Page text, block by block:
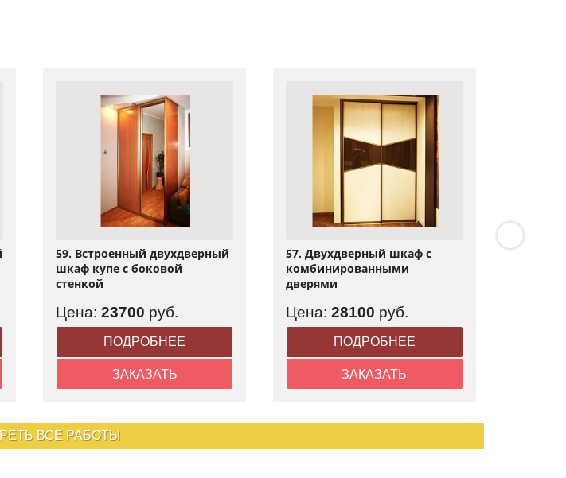
59. Встроенный двухдверный
шкаф купе с боковой
стенкой
Цена:23700 руб.
ПОДРОБНЕЕ
ЗАКАЗАТЬ
57. Двухдверный шкаф с
комбинированными
дверями
Цена:28100 руб.
ПОДРОБНЕЕ
ЗАКАЗАТЬ
ВСЕ РАБОТЫ